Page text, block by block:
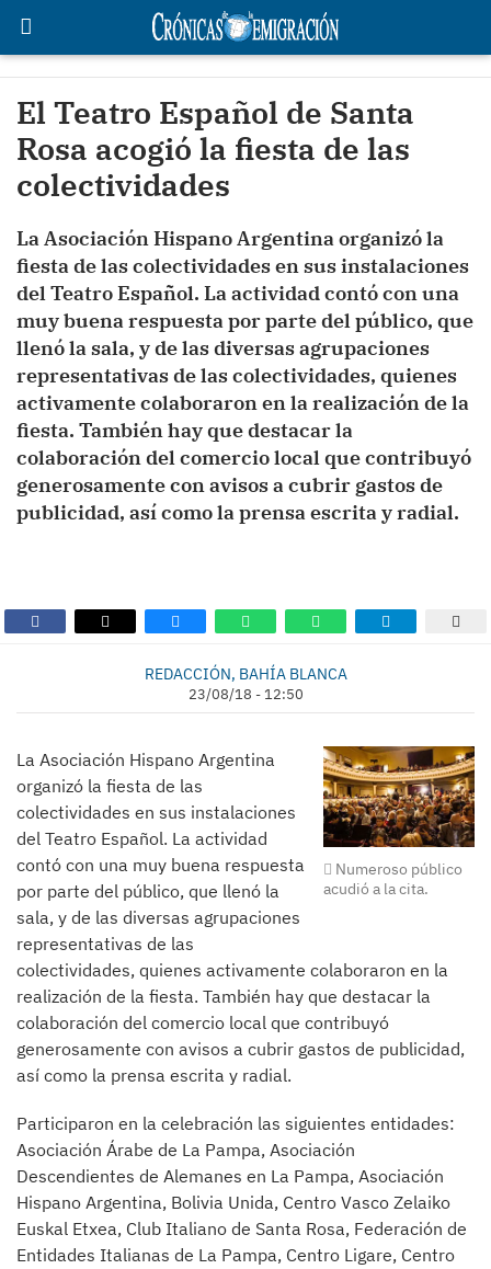
El Teatro Español de Santa
Rosa acogió la fiesta de las
colectividades
La Asociación Hispano Argentina organizó la
fiesta de las colectividades en sus instalaciones
del Teatro Español. La actividad contó con una
muy buena respuesta por parte del público, que
llenó la sala, y de las diversas agrupaciones
representativas de las colectividades, quienes
activamente colaboraron en la realización de la
fiesta. También hay que destacar la
colaboración del comercio local que contribuyó
generosamente con avisos a cubrir gastos de
publicidad, así como la prensa escrita y radial.
REDACCIÓN, BAHÍA BLANCA
23/08/18 - 12:50
Numeroso público
acudió a la cita.
La Asociación Hispano Argentina
organizó la fiesta de las
colectividades en sus instalaciones
del Teatro Español. La actividad
contó con una muy buena respuesta
por parte del público, que llenó la
sala, y de las diversas agrupaciones
representativas de las
colectividades, quienes activamente colaboraron en la
realización de la fiesta. También hay que destacar la
colaboración del comercio local que contribuyó
generosamente con avisos a cubrir gastos de publicidad,
así como la prensa escrita y radial.
Participaron en la celebración las siguientes entidades:
Asociación Árabe de La Pampa, Asociación
Descendientes de Alemanes en La Pampa, Asociación
Hispano Argentina, Bolivia Unida, Centro Vasco Zelaiko
Euskal Etxea, Club Italiano de Santa Rosa, Federación de
Entidades Italianas de La Pampa, Centro Ligare, Centro